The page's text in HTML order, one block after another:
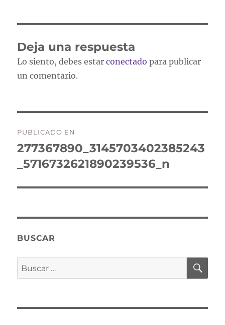
Deja una respuesta
Lo siento, debes estarconectado para publicar
un comentario.
de
entradas
PUBLICADO EN
277367890_3145703402385243
_5716732621890239536_n
BUSCAR
Buscar
por: